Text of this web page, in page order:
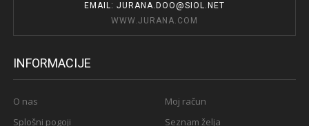
EMAIL: JURANA.DOO@SIOL.NET
WWW.JURANA.COM
INFORMACIJE
O nas
Splošni pogoji
Moj račun
Seznam želja